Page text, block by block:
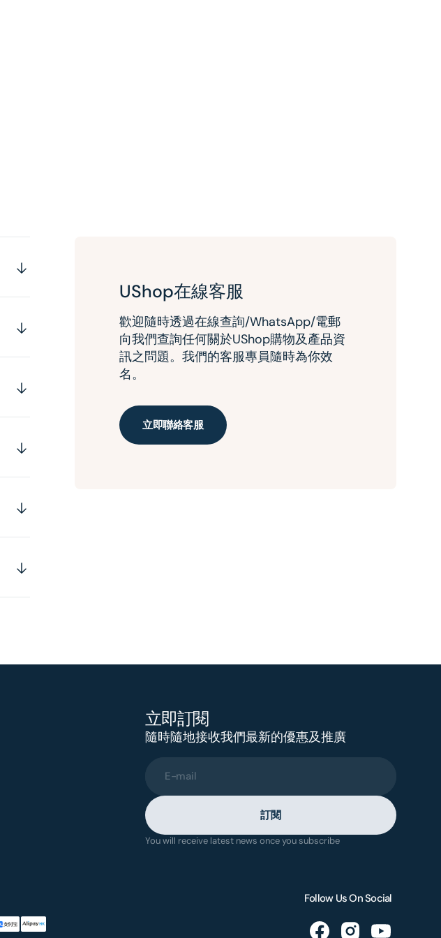
UShop在線客服
歡迎隨時透過在線查詢/WhatsApp/電郵
向我們查詢任何關於UShop購物及產品資
訊之問題。我們的客服專員隨時為你效
名。
立即聯絡客服
立即訂閱
隨時隨地接收我們最新的優惠及推廣
E-mail
訂閱
You will receive latest news once you subscribe
Follow Us On Social